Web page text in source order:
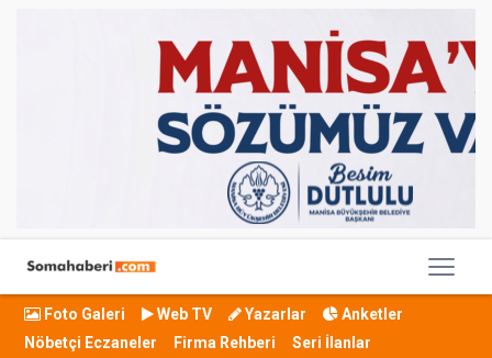
Foto Galeri Web TV Yazarlar
Anketler
Nöbetçi Eczaneler
Firma Rehberi
Seri İlanlar